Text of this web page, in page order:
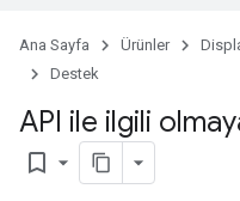
Ana Sayfa Ürünler
Destek
API ile ilgili
bookmark_border